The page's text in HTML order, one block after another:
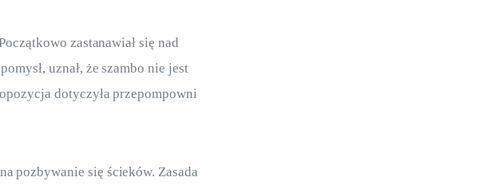
zastanawiał się nad
uznał, że szambo nie jest
dotyczyła przepompowni
pozbywanie się ścieków. Zasada